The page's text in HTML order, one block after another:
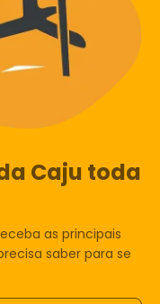
Caju toda
as principais
saber para se